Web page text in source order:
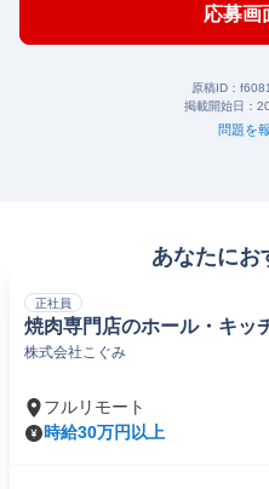
応募画
原稿ID：
掲載開始日：
問題を
あなたにお
正社員
焼肉専門店のホール・キッ
株式会社こぐみ
フルリモート
時給30万円以上